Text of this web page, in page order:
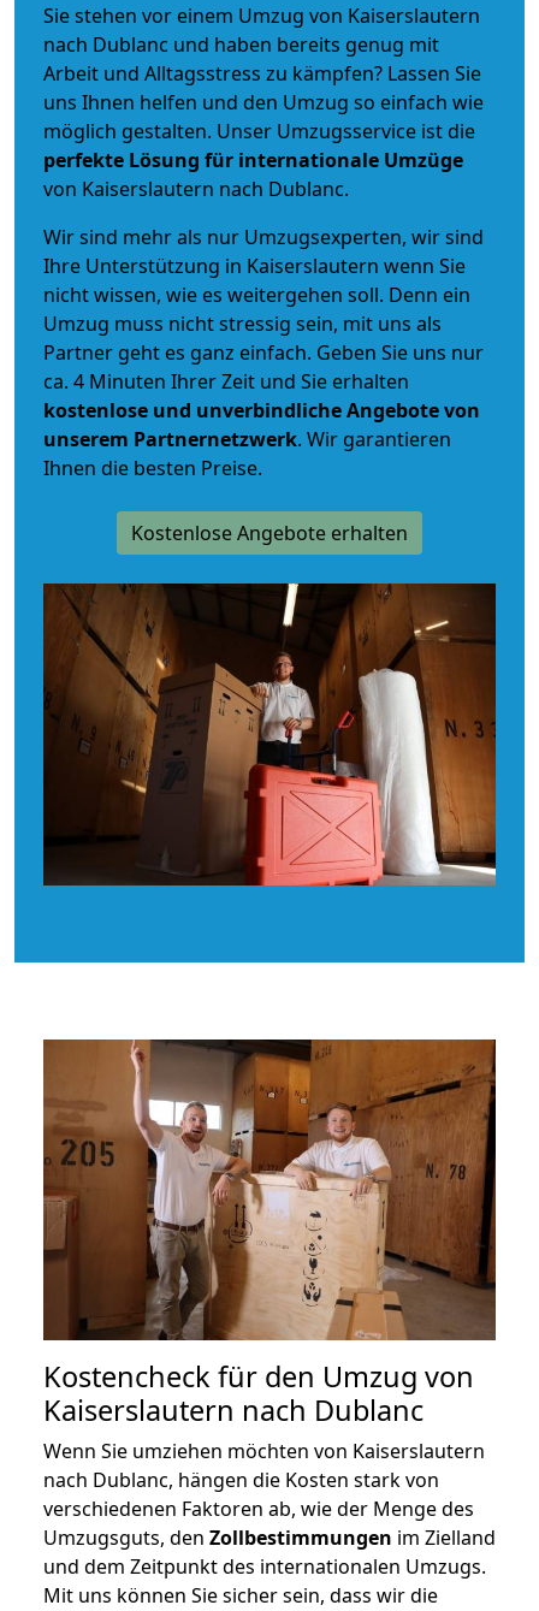
Sie stehen vor einem Umzug von Kaiserslautern
nach Dublanc und haben bereits genug mit
Arbeit und Alltagsstress zu kämpfen? Lassen Sie
uns Ihnen helfen und den Umzug so einfach wie
möglich gestalten. Unser Umzugsservice ist die
perfekte Lösung für internationale Umzüge
von Kaiserslautern nach Dublanc.
Wir sind mehr als nur Umzugsexperten, wir sind
Ihre Unterstützung in Kaiserslautern wenn Sie
nicht wissen, wie es weitergehen soll. Denn ein
Umzug muss nicht stressig sein, mit uns als
Partner geht es ganz einfach. Geben Sie uns nur
ca. 4 Minuten Ihrer Zeit und Sie erhalten
kostenlose und unverbindlicheAngebote von
unserem Partnernetzwerk. Wir garantieren
Ihnen die besten Preise.
Kostenlose Angebote erhalten
Kostencheck für den Umzug von
Kaiserslautern nach Dublanc
Wenn Sie umziehen möchten von Kaiserslautern
nach Dublanc, hängen die Kosten stark von
verschiedenen Faktoren ab, wie der Menge des
Umzugsguts, den Zollbestimmungen im Zielland
und dem Zeitpunkt des internationalen Umzugs.
Mit uns können Sie sicher sein, dass wir die